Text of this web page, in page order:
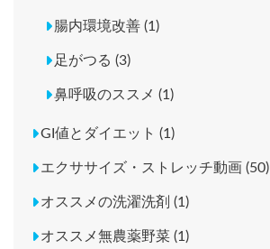
腸内環境改善 (1)
足がつる (3)
鼻呼吸のススメ (1)
GI値とダイエット (1)
エクササイズ・ストレッチ動画 (50)
オススメの洗濯洗剤 (1)
オススメ無農薬野菜 (1)